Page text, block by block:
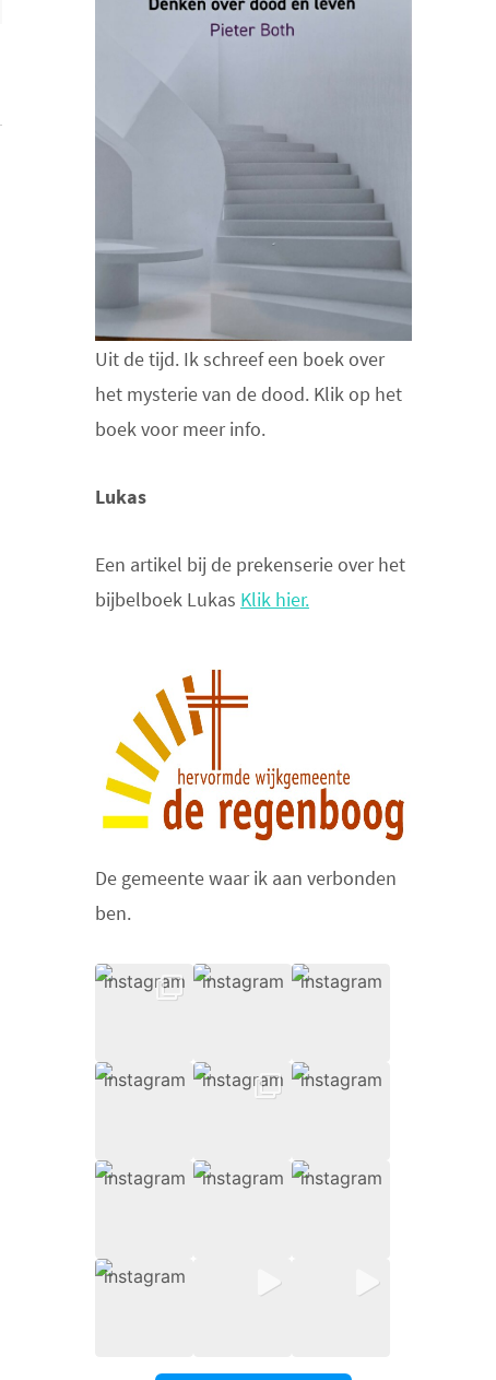
Uit de tijd. Ik schreef een boek over
het mysterie van de dood. Klik op het
boek voor meer info.
Lukas
Een artikel bij de prekenserie over het
bijbelboek Lukas Klik hier.
De gemeente waar ik aan verbonden
ben.